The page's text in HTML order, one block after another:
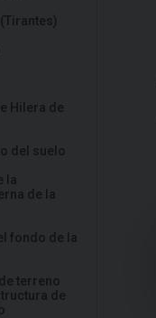
Hilera de
del suelo
la
de la
fondo de la
terreno
de